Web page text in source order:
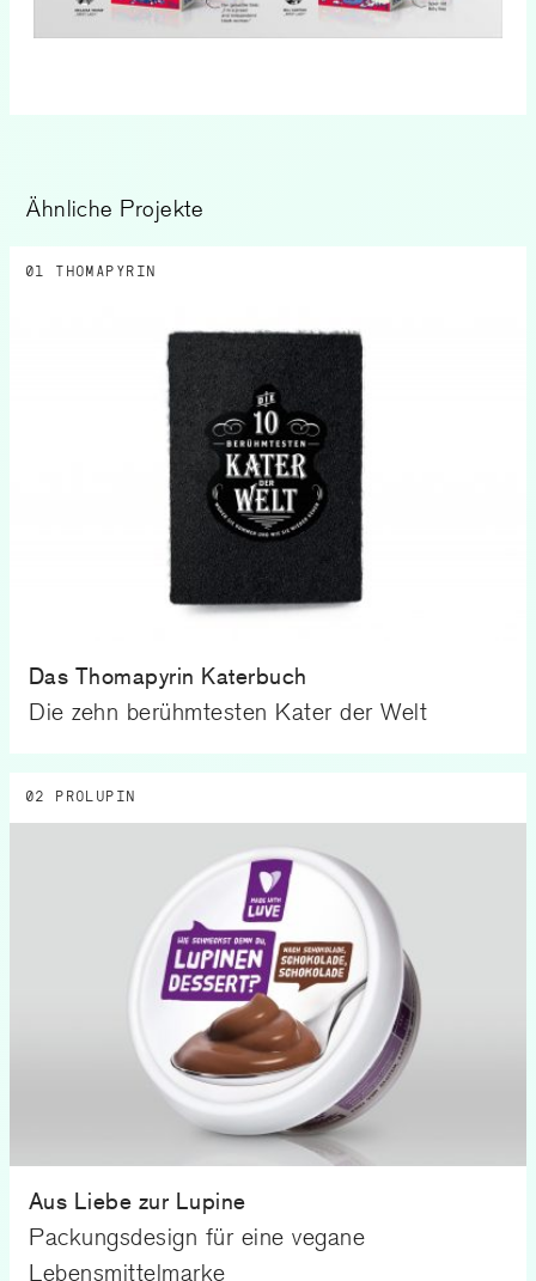
Ähnliche Projekte
01 THOMAPYRIN
Das Thomapyrin Katerbuch
Die zehn berühmtesten Kater der Welt
02 PROLUPIN
Aus Liebe zur Lupine
Packungsdesign für eine vegane
Lebensmittelmarke